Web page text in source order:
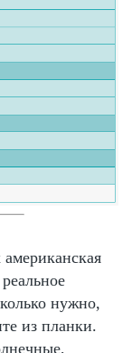
американская
нужно,
из планки.